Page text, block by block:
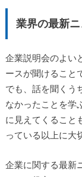
業界の最新
企業説明会のよい
ースが聞けること
でも、話を聞くう
なかったことを学
に見えてくること
っている以上に大
企業に関する最新